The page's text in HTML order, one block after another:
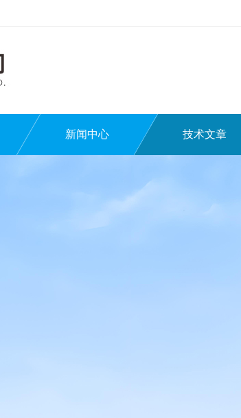
新闻中心 技术文章